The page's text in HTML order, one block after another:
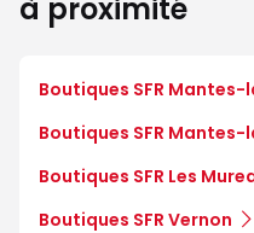
à proximité
Boutiques SFR
Boutiques SFR
Boutiques SFR Les
Boutiques SFR Vernon